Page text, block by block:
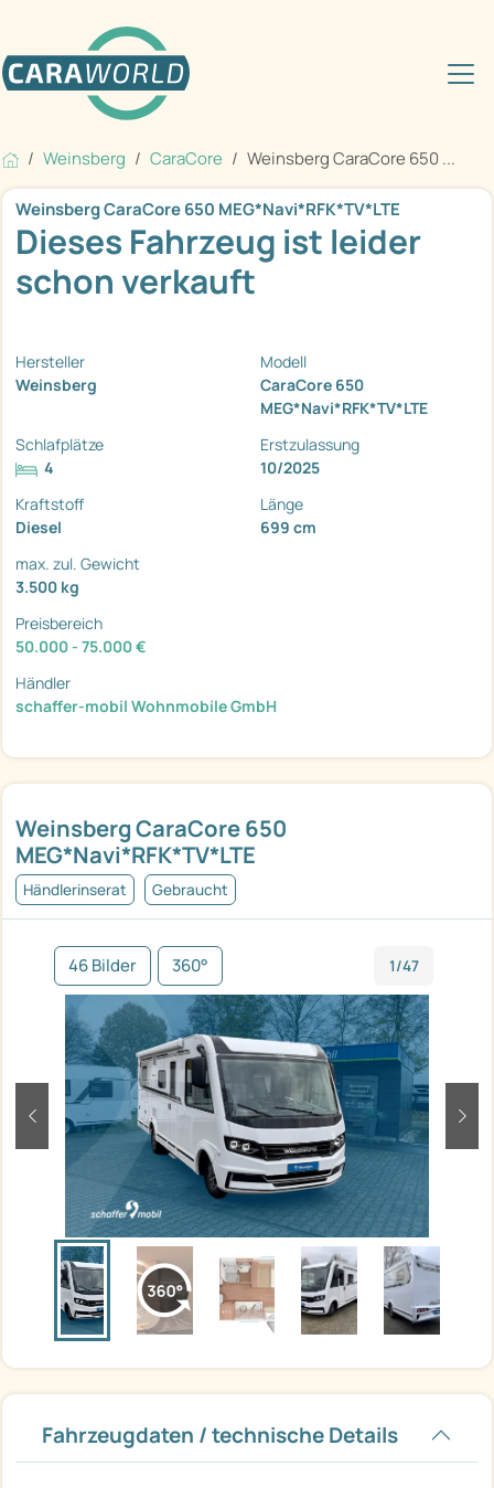
Weinsberg CaraCore Weinsberg CaraCore 650 ...
Weinsberg CaraCore 650
MEG*Navi*RFK*TV*LTE
Händlerinserat Gebraucht
46 Bilder 360° 1/47
zurück
Fahrzeugdaten / technische Details
Weinsberg CaraCore 650 MEG*Navi*RFK*TV*LTE
Dieses Fahrzeug ist leider
schon verkauft
Hersteller
Weinsberg
Modell
CaraCore 650
MEG*Navi*RFK*TV*LTE
Schlafplätze
4
Erstzulassung
10/2025
Kraftstoff
Diesel
Länge
699 cm
max. zul. Gewicht
3.500 kg
Preisbereich
50.000 - 75.000 €
Händler
schaffer-mobil Wohnmobile GmbH